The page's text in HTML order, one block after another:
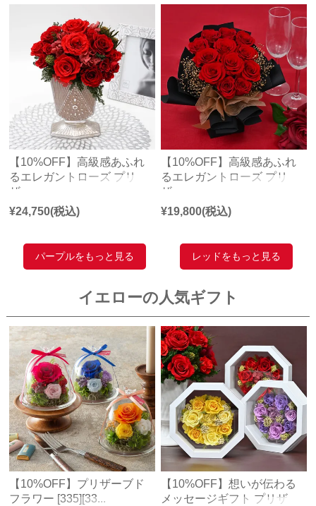
【10%OFF】高級感あふれ
るエレガントローズ プリ
ザ...
¥24,750(税込)
【10%OFF】高級感あふれ
るエレガントローズ プリ
ザ...
¥19,800(税込)
パープルをもっと見る レッドをもっと見る
イエローの人気ギフト
【10%OFF】プリザーブド
フラワー [335][33...
【10%OFF】想いが伝わる
メッセージギフト プリザ